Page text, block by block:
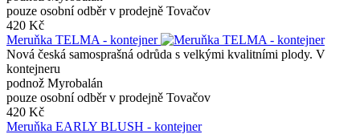
pouze osobní odběr v prodejně Tovačov
420 Kč
Meruňka TELMA - kontejner
Nová česká samosprašná odrůda s velkými kvalitními plody. V
kontejneru
podnož Myrobalán
pouze osobní odběr v prodejně Tovačov
420 Kč
Meruňka EARLY BLUSH - kontejner